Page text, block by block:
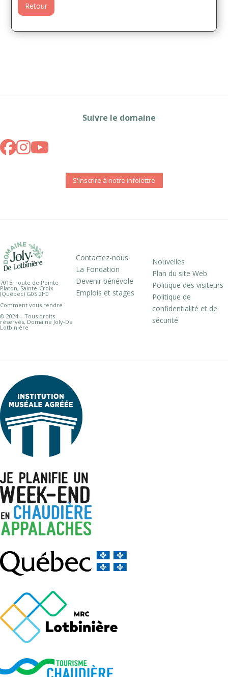
Retour
Suivre le domaine
S'inscrire à notre infolettre
7015, route de Pointe
Platon, Sainte-Croix
(Québec) G0S 2H0
Comment vous rendre
© 2024 – Tous droits
réservés, Domaine Joly-De
Lotbinière
Contactez-nous
La Fondation
Devenir bénévole
Emplois et stages
Nouvelles
Plan du site Web
Politique des visiteurs
Politique de
confidentialité et de
sécurité